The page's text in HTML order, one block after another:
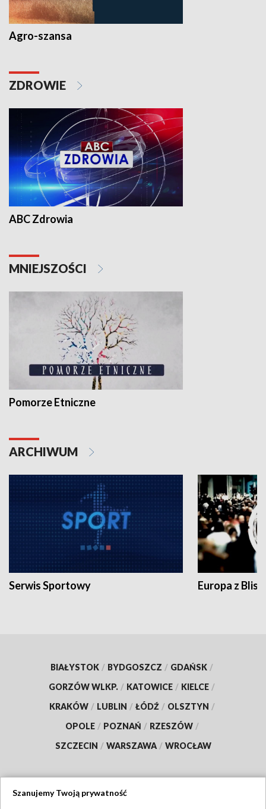
Agro-szansa
ZDROWIE
ABC Zdrowia
MNIEJSZOŚCI
Pomorze Etniczne
ARCHIWUM
Serwis Sportowy Europa z
BIAŁYSTOK / BYDGOSZCZ / GDAŃSK /
GORZÓW WLKP. / KATOWICE / KIELCE /
KRAKÓW / LUBLIN / ŁÓDŹ / OLSZTYN /
OPOLE / POZNAŃ / RZESZÓW /
SZCZECIN / WARSZAWA / WROCŁAW
Szanujemy Twoją prywatność